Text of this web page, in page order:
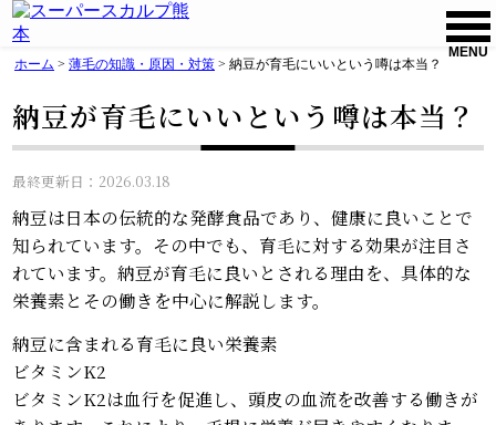
MENU
ホーム >薄毛の知識・原因・対策 >納豆が育毛にいいという噂は本当？
納豆が育毛にいいという噂は本当？
最終更新日：2026.03.18
納豆は日本の伝統的な発酵食品であり、健康に良いことで
知られています。その中でも、育毛に対する効果が注目さ
れています。納豆が育毛に良いとされる理由を、具体的な
栄養素とその働きを中心に解説します。
納豆に含まれる育毛に良い栄養素
ビタミンK2
ビタミンK2は血行を促進し、頭皮の血流を改善する働きが